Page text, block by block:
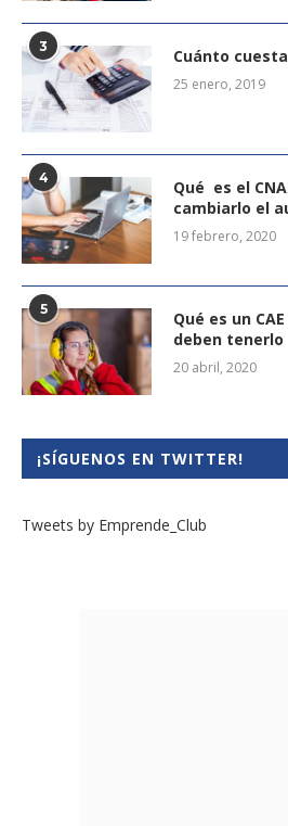
3 Cuánto
25 enero, 2019
4
Qué es el
cambiarlo el
19 febrero, 2020
5
Qué es un
deben tenerlo
20 abril, 2020
¡SÍGUENOS EN TWITTER!
Tweets by Emprende_Club